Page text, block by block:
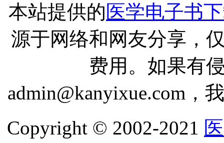
本站提供的医学电子书
源于网络和网友分享，
费用。如果有
admin@kanyixue.com，
Copyright © 2002-2021